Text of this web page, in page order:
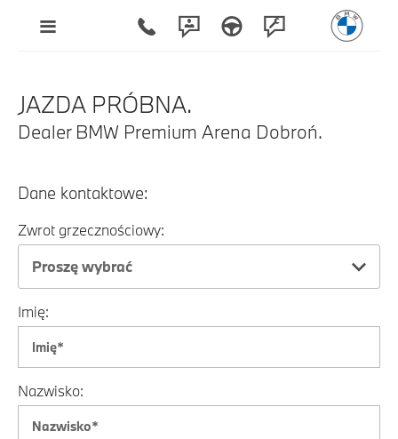
JAZDA PRÓBNA.
Dealer BMW Premium Arena Dobroń.
Dane kontaktowe:
Zwrot grzecznościowy:
Proszę wybrać
Imię:
Nazwisko: